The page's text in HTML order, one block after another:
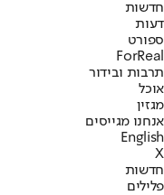
חדשות
דעות
ספורט
ForReal
תרבות ובידור
אוכל
מגזין
אנחנו מגייסים
English
X
חדשות
פלילים